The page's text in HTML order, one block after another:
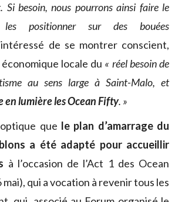
Si besoin, nous pourrons ainsi faire le
les positionner sur des bouées
de se montrer conscient,
locale du « réel besoin de
au sens large à Saint-Malo, et
en lumière les Ocean Fifty. »
que le plan d’amarrage du
a été adapté pour accueillir
à l’occasion de l’Act 1 des Ocean
qui a vocation à revenir tous les